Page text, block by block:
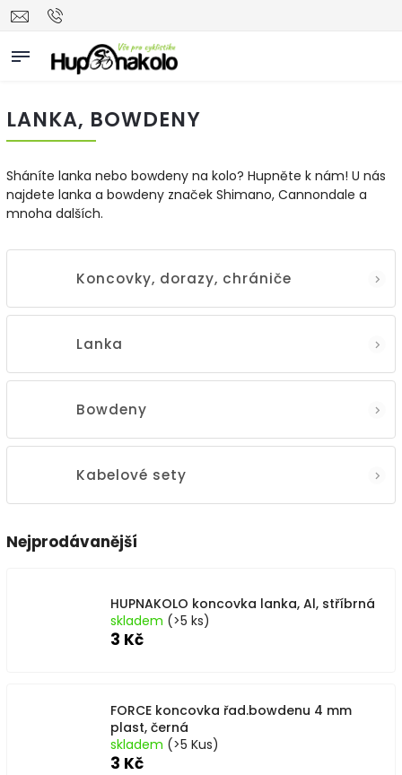
LANKA, BOWDENY
Sháníte lanka nebo bowdeny na kolo? Hupněte k nám! U nás
najdete lanka a bowdeny značek Shimano, Cannondale a
mnoha dalších.
Koncovky, dorazy, chrániče
Lanka
Bowdeny
Kabelové sety
Nejprodávanější
HUPNAKOLO koncovka lanka, Al, stříbrná
skladem (>5 ks)
3 Kč
FORCE koncovka řad.bowdenu 4 mm
plast, černá
skladem (>5 Kus)
3 Kč